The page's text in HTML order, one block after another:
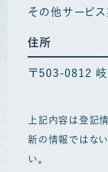
その他サービ
住所
〒503-0812 岐
上記内容は登記
新の情報ではない
い。